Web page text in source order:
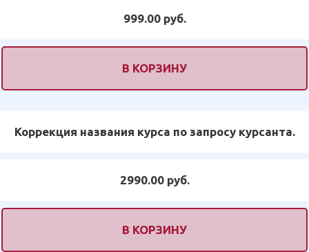
999.00 руб.
В КОРЗИНУ
Коррекция названия курса по запросу курсанта.
2990.00 руб.
В КОРЗИНУ